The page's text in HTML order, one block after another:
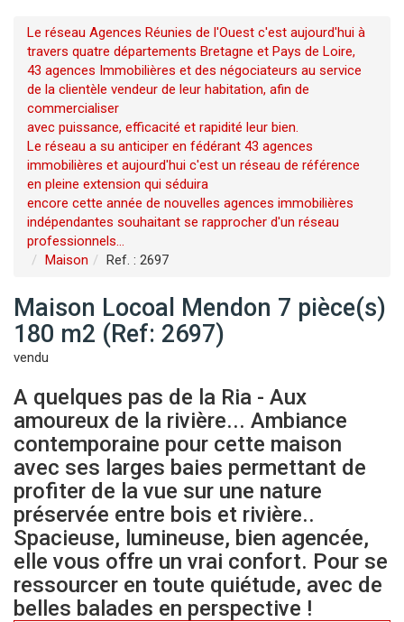
Le réseau Agences Réunies de l'Ouest c'est aujourd'hui à
travers quatre départements Bretagne et Pays de Loire,
43 agences Immobilières et des négociateurs au service
de la clientèle vendeur de leur habitation, afin de
commercialiser
avec puissance, efficacité et rapidité leur bien.
Le réseau a su anticiper en fédérant 43 agences
immobilières et aujourd'hui c'est un réseau de référence
en pleine extension qui séduira
encore cette année de nouvelles agences immobilières
indépendantes souhaitant se rapprocher d'un réseau
professionnels...
Maison
Ref. : 2697
Maison Locoal Mendon 7 pièce(s)
180 m2 (Ref: 2697)
vendu
A quelques pas de la Ria - Aux
amoureux de la rivière... Ambiance
contemporaine pour cette maison
avec ses larges baies permettant de
profiter de la vue sur une nature
préservée entre bois et rivière..
Spacieuse, lumineuse, bien agencée,
elle vous offre un vrai confort. Pour se
ressourcer en toute quiétude, avec de
belles balades en perspective !